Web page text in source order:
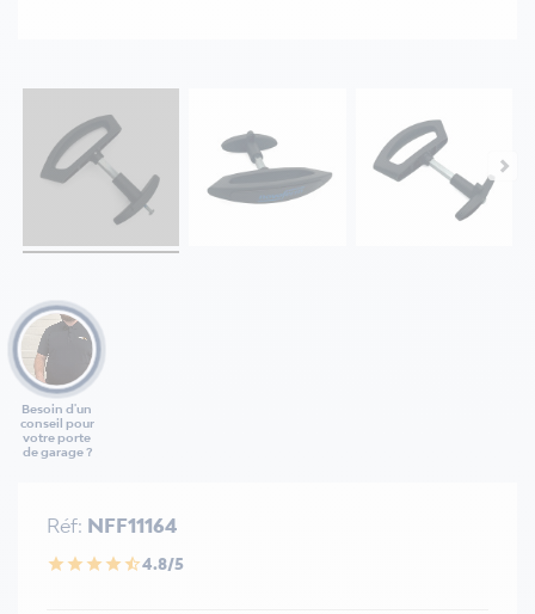
Besoin d'un
conseil pour
votre porte
de garage ?
Réf: NFF11164
star star star star star_half4.8/5